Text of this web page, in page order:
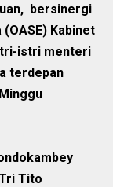
bersinergi
Kabinet
istri menteri
terdepan
Tito